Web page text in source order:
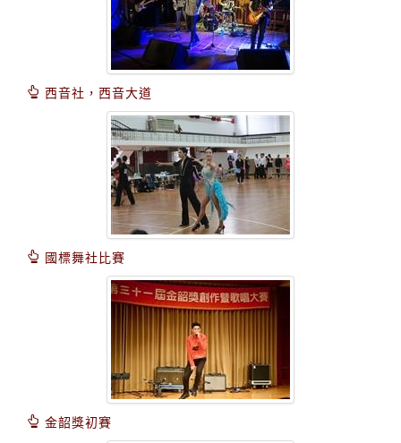
西音社，西音大道
國標舞社比賽
金韶獎初賽